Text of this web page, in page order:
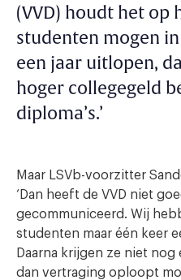
(VVD) houdt het op
studenten mogen
een jaar uitlopen,
hoger collegegeld
diploma’s.’
Maar LSVb-voorzitter
‘Dan heeft de VVD niet
gecommuniceerd. Wij
studenten maar één keer
Daarna krijgen ze niet nog
dan vertraging oploopt